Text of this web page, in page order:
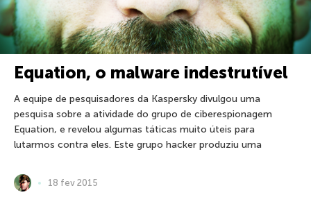
Equation, o malware indestrutível
A equipe de pesquisadores da Kaspersky divulgou uma
pesquisa sobre a atividade do grupo de ciberespionagem
Equation, e revelou algumas táticas muito úteis para
lutarmos contra eles. Este grupo hacker produziu uma
18 fev 2015